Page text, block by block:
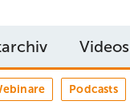
Videos
Podcasts